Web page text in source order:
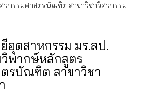
กรรมศาสตรบัณฑิต สาขาวิชาวิศวกรรม
อุตสาหกรรม มร.ลป.
พากษ์หลักสูตร
รบัณฑิต สาขาวิชา